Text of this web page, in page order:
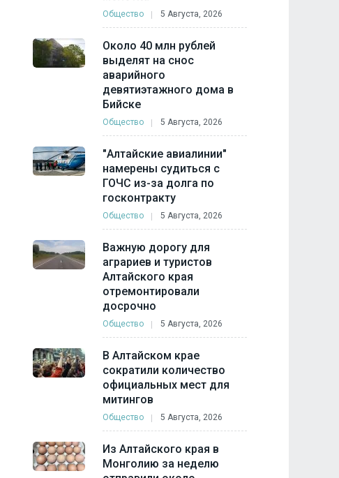
Общество 5 Августа, 2026
Около 40 млн рублей
выделят на снос
аварийного
девятиэтажного дома в
Бийске
Общество 5 Августа, 2026
"Алтайские авиалинии"
намерены судиться с
ГОЧС из-за долга по
госконтракту
Общество 5 Августа, 2026
Важную дорогу для
аграриев и туристов
Алтайского края
отремонтировали
досрочно
Общество 5 Августа, 2026
В Алтайском крае
сократили количество
официальных мест для
митингов
Общество 5 Августа, 2026
Из Алтайского края в
Монголию за неделю